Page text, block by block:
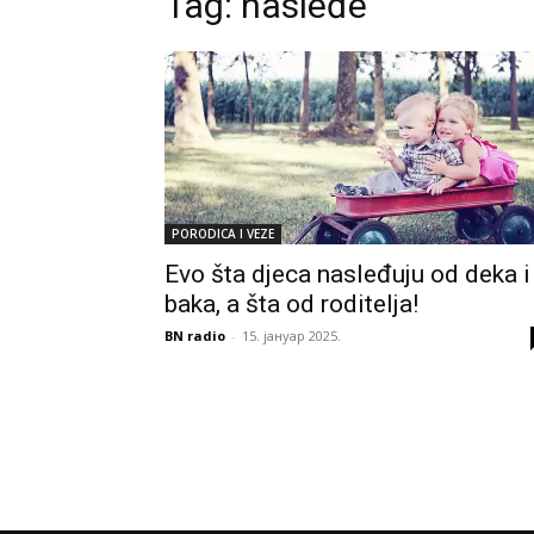
PORODICA I VEZE
Evo šta djeca nasleđuju od deka i
baka, a šta od roditelja!
BN radio - 15. јануар 2025.